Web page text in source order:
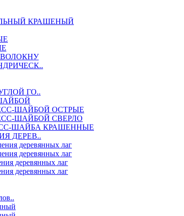
КРАШЕНЫЙ
ГО..
ШАЙБОЙ ОСТРЫЕ
ШАЙБОЙ СВЕРЛО
ШАЙБА КРАШЕННЫЕ
ДЕРЕВ..
деревянных лаг
деревянных лаг
деревянных лаг
деревянных лаг